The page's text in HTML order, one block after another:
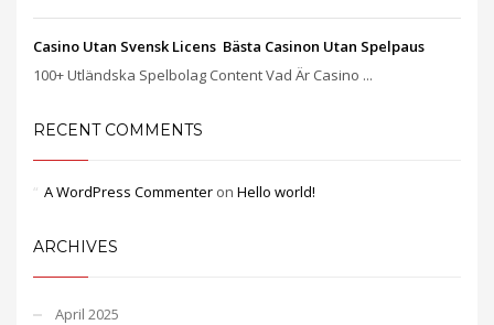
Casino Utan Svensk Licens ️ Bästa Casinon Utan Spelpaus
100+ Utländska Spelbolag Content Vad Är Casino ...
RECENT COMMENTS
A WordPress Commenter on Hello world!
ARCHIVES
April 2025